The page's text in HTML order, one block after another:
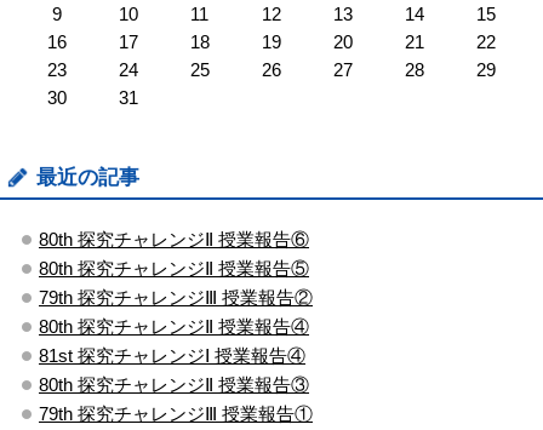
9
10 11 12 13 14
15
16
17 18 19 20 21
22
23
24 25 26 27 28
29
30
31
最近の記事
80th 探究チャレンジⅡ 授業報告⑥
80th 探究チャレンジⅡ 授業報告⑤
79th 探究チャレンジⅢ 授業報告②
80th 探究チャレンジⅡ 授業報告④
81st 探究チャレンジⅠ 授業報告④
80th 探究チャレンジⅡ 授業報告③
79th 探究チャレンジⅢ 授業報告①